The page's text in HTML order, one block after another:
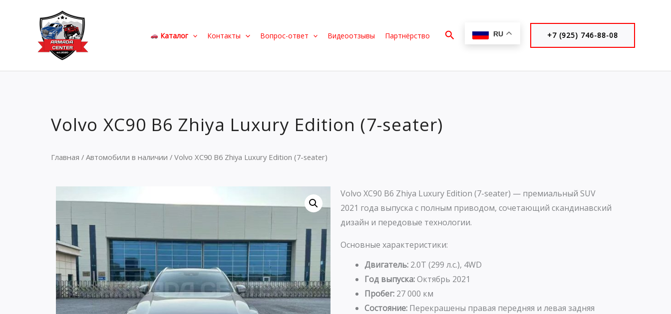
содержимому
Каталог Контакты Вопрос-ответ Видеоотзывы Партнёрство Поиск RU +7 (925) 746-88-08
Volvo XC90 B6 Zhiya Luxury Edition (7-seater)
Главная / Автомобили в наличии / Volvo XC90 B6 Zhiya Luxury Edition (7-seater)
Volvo XC90 B6 Zhiya Luxury Edition (7-seater) — премиальный SUV
2021 года выпуска с полным приводом, сочетающий скандинавский
дизайн и передовые технологии.
Основные характеристики:
Двигатель: 2.0T (299 л.с.), 4WD
Год выпуска:Октябрь 2021
Пробег: 27 000 км
Состояние: Перекрашены правая передняя и левая задняя